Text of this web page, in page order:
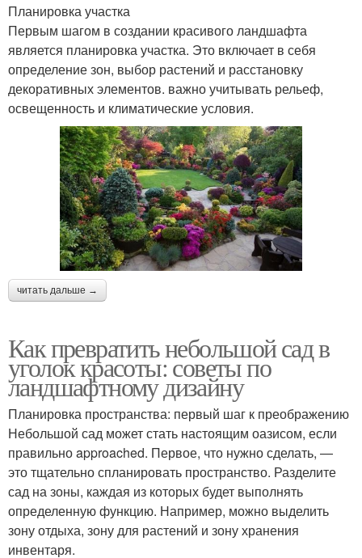
Планировка участка
Первым шагом в создании красивого ландшафта
является планировка участка. Это включает в себя
определение зон, выбор растений и расстановку
декоративных элементов. важно учитывать рельеф,
освещенность и климатические условия.
читать дальше →
Как превратить небольшой сад в
уголок красоты: советы по
ландшафтному дизайну
Планировка пространства: первый шаг к преображению
Небольшой сад может стать настоящим оазисом, если
правильно approached. Первое, что нужно сделать, —
это тщательно спланировать пространство. Разделите
сад на зоны, каждая из которых будет выполнять
определенную функцию. Например, можно выделить
зону отдыха, зону для растений и зону хранения
инвентаря.